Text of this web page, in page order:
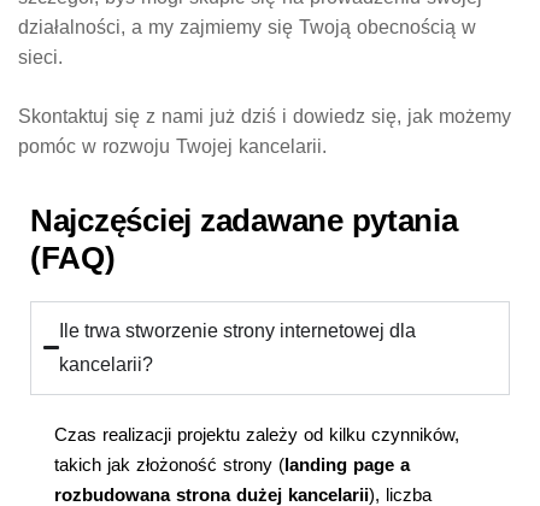
działalności, a my zajmiemy się Twoją obecnością w
sieci.
Skontaktuj się z nami już dziś i dowiedz się, jak możemy
pomóc w rozwoju Twojej kancelarii.
Najczęściej zadawane pytania
(FAQ)
Ile trwa stworzenie strony internetowej dla
kancelarii?
Czas realizacji projektu zależy od kilku czynników,
takich jak złożoność strony ( landing page a
rozbudowana strona dużej kancelarii), liczba